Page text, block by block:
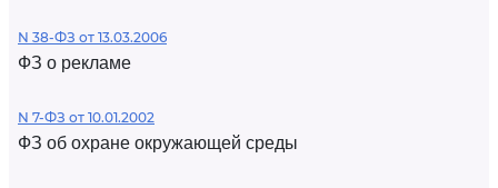
N 38-ФЗ от 13.03.2006
ФЗ о рекламе
N 7-ФЗ от 10.01.2002
ФЗ об охране окружающей среды